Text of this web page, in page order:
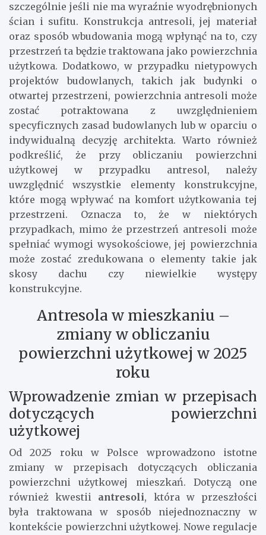
szczególnie jeśli nie ma wyraźnie wyodrębnionych
ścian i sufitu. Konstrukcja antresoli, jej materiał
oraz sposób wbudowania mogą wpłynąć na to, czy
przestrzeń ta będzie traktowana jako powierzchnia
użytkowa. Dodatkowo, w przypadku nietypowych
projektów budowlanych, takich jak budynki o
otwartej przestrzeni, powierzchnia antresoli może
zostać potraktowana z uwzględnieniem
specyficznych zasad budowlanych lub w oparciu o
indywidualną decyzję architekta. Warto również
podkreślić, że przy obliczaniu powierzchni
użytkowej w przypadku antresol, należy
uwzględnić wszystkie elementy konstrukcyjne,
które mogą wpływać na komfort użytkowania tej
przestrzeni. Oznacza to, że w niektórych
przypadkach, mimo że przestrzeń antresoli może
spełniać wymogi wysokościowe, jej powierzchnia
może zostać zredukowana o elementy takie jak
skosy dachu czy niewielkie występy
konstrukcyjne.
Antresola w mieszkaniu –
zmiany w obliczaniu
powierzchni użytkowej w 2025
roku
Wprowadzenie zmian w przepisach
dotyczących powierzchni
użytkowej
Od 2025 roku w Polsce wprowadzono istotne
zmiany w przepisach dotyczących obliczania
powierzchni użytkowej mieszkań. Dotyczą one
również kwestii antresoli, która w przeszłości
była traktowana w sposób niejednoznaczny w
kontekście powierzchni użytkowej. Nowe regulacje